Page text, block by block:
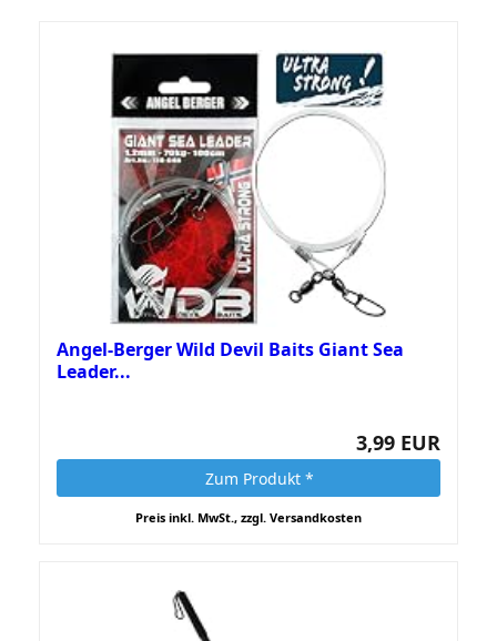
Angel-Berger Wild Devil Baits Giant Sea
Leader...
3,99 EUR
Zum Produkt *
Preis inkl. MwSt., zzgl. Versandkosten